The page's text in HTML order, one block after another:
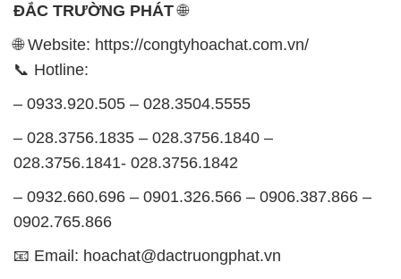
ĐẮC TRƯỜNG PHÁT🌐
🌐 Website: https://congtyhoachat.com.vn/
📞 Hotline:
– 0933.920.505 – 028.3504.5555
– 028.3756.1835 – 028.3756.1840 –
028.3756.1841- 028.3756.1842
– 0932.660.696 – 0901.326.566 – 0906.387.866 –
0902.765.866
📧 Email: hoachat@dactruongphat.vn